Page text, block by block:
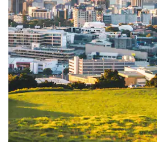
as seta para cima e para baixo do